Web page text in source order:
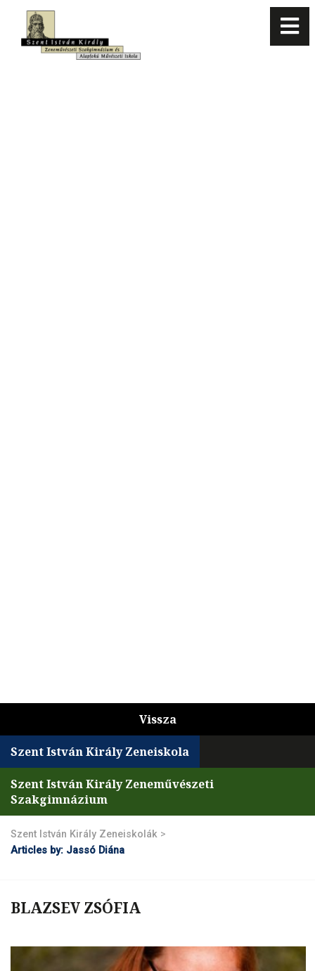
Vissza
Szent István Király Zeneiskola
Szent István Király Zeneművészeti
Szakgimnázium
Szent István Király Zeneiskolák >
Articles by: Jassó Diána
BLAZSEV ZSÓFIA